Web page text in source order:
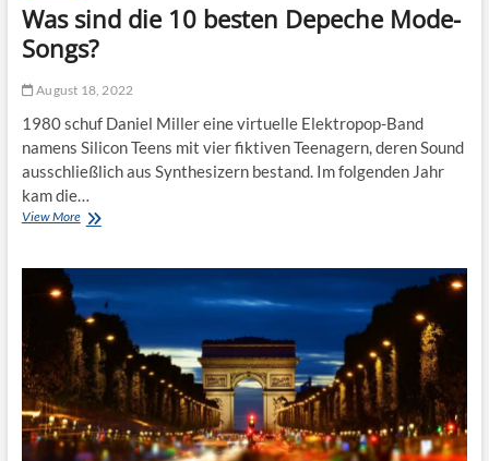
t
w
e
r
u
n
g
n
g
a
r
n
?
Was sind die 10 besten Depeche Mode-
Songs?
August 18, 2022
1980 schuf Daniel Miller eine virtuelle Elektropop-Band
namens Silicon Teens mit vier fiktiven Teenagern, deren Sound
ausschließlich aus Synthesizern bestand. Im folgenden Jahr
kam die…
View MoreW
i
n
d
d
0
b